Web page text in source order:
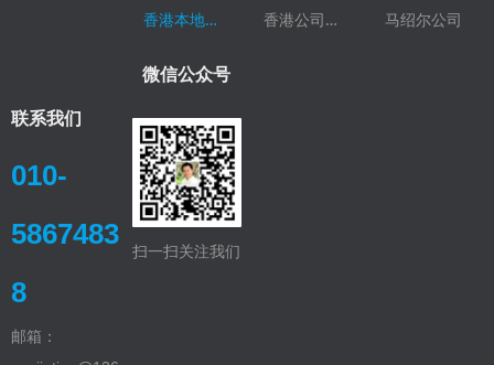
扫一扫关注我们
微信公众号
香
港本地刊注册
联系我们
010-
5867483
8
邮箱：
香
港公司注销 马绍尔公司